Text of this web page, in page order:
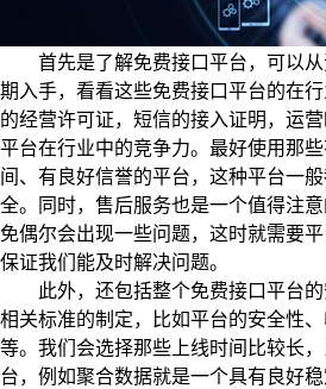
首先是了解免费接口平台，可以从
期入手，看看这些免费接口平台的在
的经营许可证，短信的接入证明，运
平台在行业中的竞争力。最好使用那
间、有良好信誉的平台，这种平台一
全。同时，售后服务也是一个值得注
免偶尔会出现一些问题，这时就需要平
保证我们能及时解决问题。
此外，还包括整个免费接口平台的
相关标准的制定，比如平台的安全性
等。我们会选择那些上线时间比较长
台，例如聚合数据就是一个具有良好